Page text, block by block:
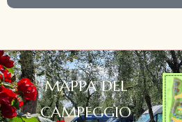
MAPPA DEL
CAMPEGGIO